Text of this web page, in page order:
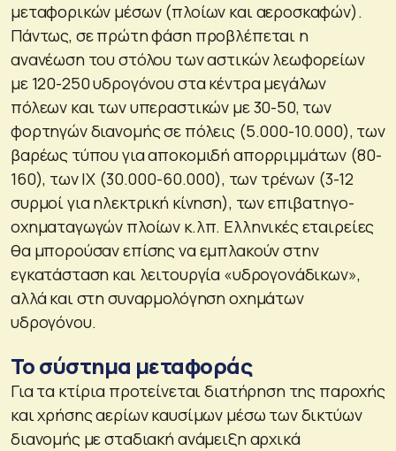
μεταφορικών μέσων (πλοίων και αεροσκαφών).
Πάντως, σε πρώτη φάση προβλέπεται η
ανανέωση του στόλου των αστικών λεωφορείων
με 120-250 υδρογόνου στα κέντρα μεγάλων
πόλεων και των υπεραστικών με 30-50, των
φορτηγών διανομής σε πόλεις (5.000-10.000), των
βαρέως τύπου για αποκομιδή απορριμμάτων (80-
160), των ΙΧ (30.000-60.000), των τρένων (3-12
συρμοί για ηλεκτρική κίνηση), των επιβατηγο-
οχηματαγωγών πλοίων κ.λπ. Ελληνικές εταιρείες
θα μπορούσαν επίσης να εμπλακούν στην
εγκατάσταση και λειτουργία «υδρογονάδικων»,
αλλά και στη συναρμολόγηση οχημάτων
υδρογόνου.
Το σύστημα μεταφοράς
Για τα κτίρια προτείνεται διατήρηση της παροχής
και χρήσης αερίων καυσίμων μέσω των δικτύων
διανομής με σταδιακή ανάμειξη αρχικά